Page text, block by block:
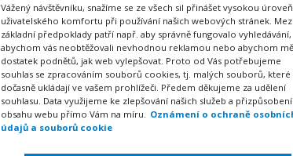
Pěstitelství pro ZŠ 1
Pořádá Česká zemědělská univerzita v
Vážený návštěvníku, snažíme se ze všech sil přinášet vysokou úroveň
uživatelského komfortu při používání našich webových stránek. Mezi
základní předpoklady patří např. aby správně fungovalo vyhledávání,
abychom vás neobtěžovali nevhodnou reklamou nebo abychom
dostatek podnětů, jak web vylepšovat. Proto od Vás potřebujeme
souhlas se zpracováním souborů cookies, tj. malých souborů, které
dočasně ukládají ve vašem prohlížeči. Předem děkujeme za udělení
souhlasu. Data využijeme ke zlepšování našich služeb a přizpůsobení
obsahu webu přímo Vám na míru.
Oznámení o ochraně
údajů a souborů cookie